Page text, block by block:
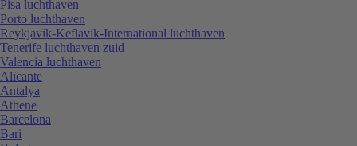
Pisa luchthaven
Porto luchthaven
Reykjavik-Keflavik-International luchthaven
Tenerife luchthaven zuid
Valencia luchthaven
Alicante
Antalya
Athene
Barcelona
Bari